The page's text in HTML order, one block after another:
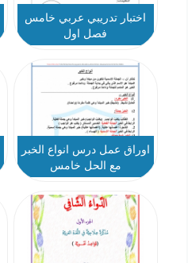
اختبار تدريبي عربي خامس
فصل اول
اوراق عمل درس انواع الخبر
مع الحل خامس